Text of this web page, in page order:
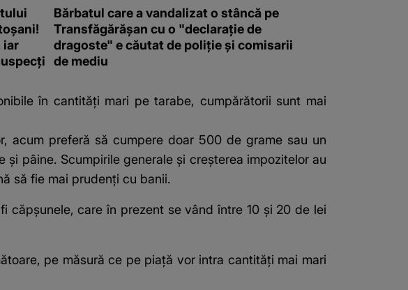
iar
Bărbatul care a vandalizat o stâncă pe
Transfăgărășan cu o "declaraţie de
dragoste" e căutat de poliție și comisarii
de mediu
în cantități mari pe tarabe, cumpărătorii sunt mai
acum preferă să cumpere doar 500 de grame sau un
pâine. Scumpirile generale și creșterea impozitelor au
să fie mai prudenți cu banii.
care în prezent se vând între 10 și 20 de lei
pe măsură ce pe piață vor intra cantități mai mari